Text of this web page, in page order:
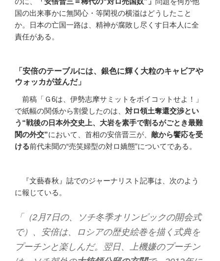
国の出来事かに無関心・等閑視の横溢はどうしたこと
か。日本の亡国一路は、精神が腐敗し尽くす日本人に全
責任がある。
「安倍のテーブルには、銀色に輝く大粒のキャビアや
ウォッカが並んだ」
前稿「Ｇ6は、伊勢志摩サミットをボイコットせよ！」
で紙幅の関係から割愛したのは、 対ロ領土奪還交渉とい
う “戦後の日本外交史上、大岩を素手で割るがごとき最難
関の外交”において、首相の安倍晋三が、 敵から饗応を受
ける前代未聞の“売笑婦型の対ロ嬌態”についてである。
『文藝春秋』誌でのジャーナリスト記事は、次のよう
に報じている。
「（2月7日の、ソチ冬季オリンピックの開会式
で）、安倍は、ロシアの歴史絵巻を描く式典を
プーチンと楽しんだ。翌日、上機嫌のプーチン